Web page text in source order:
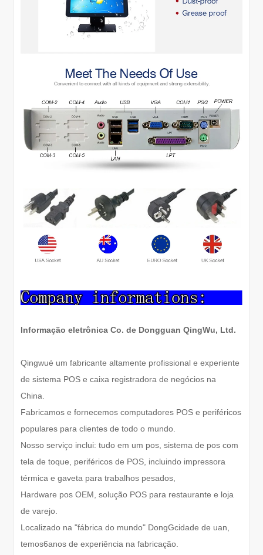
Informação eletrônica Co. de Dongguan QingWu, Ltd.
Qingwué um fabricante altamente profissional e experiente
de sistema POS e caixa registradora de negócios na
China.
Fabricamos e fornecemos computadores POS e periféricos
populares para clientes de todo o mundo.
Nosso serviço inclui: tudo em um pos, sistema de pos com
tela de toque, periféricos de POS, incluindo impressora
térmica e gaveta para trabalhos pesados,
Hardware pos OEM, solução POS para restaurante e loja
de varejo.
Localizado na "fábrica do mundo" DongGcidade de uan,
temos6anos de experiência na fabricação.